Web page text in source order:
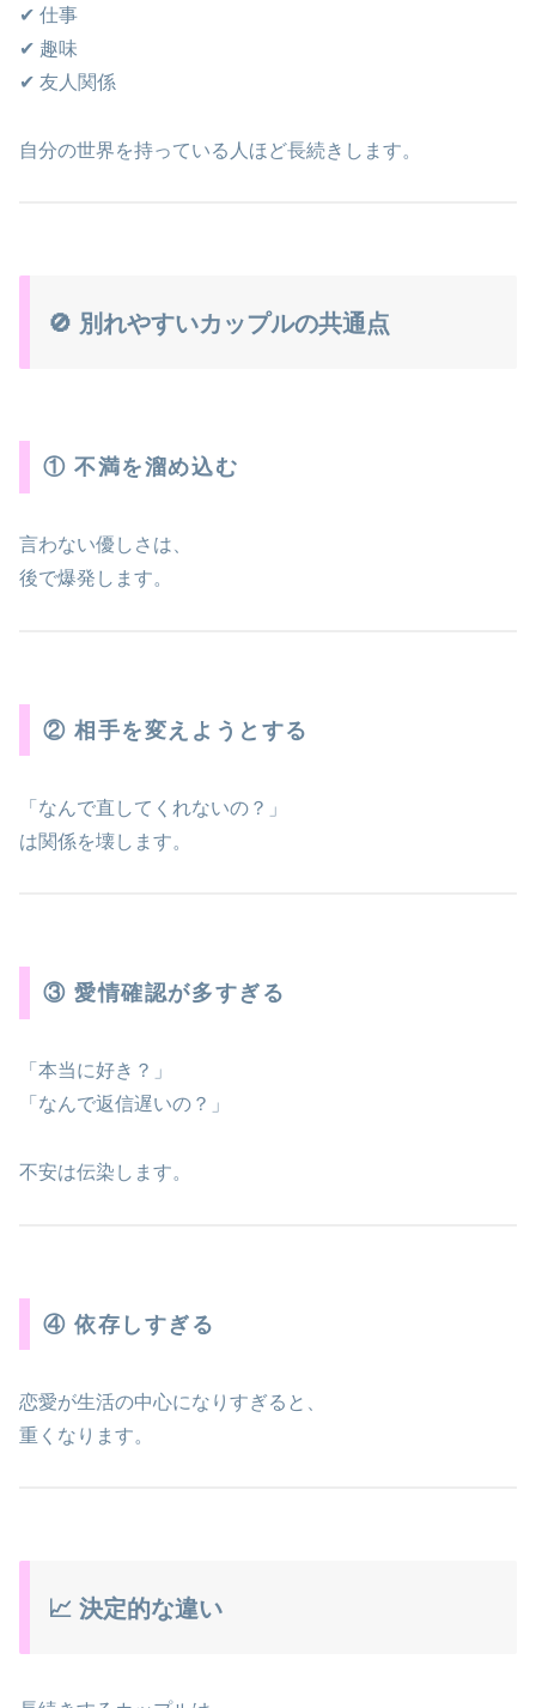
✔ 仕事
✔ 趣味
✔ 友人関係
自分の世界を持っている人ほど長続きします。
🚫 別れやすいカップルの共通点
① 不満を溜め込む
言わない優しさは、
後で爆発します。
② 相手を変えようとする
「なんで直してくれないの？」
は関係を壊します。
③ 愛情確認が多すぎる
「本当に好き？」
「なんで返信遅いの？」
不安は伝染します。
④ 依存しすぎる
恋愛が生活の中心になりすぎると、
重くなります。
📈 決定的な違い